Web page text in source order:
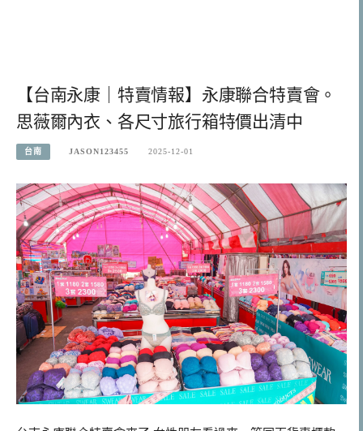
【台南永康｜特賣情報】永康聯合特賣會。
思薇爾內衣、各尺寸旅行箱特價出清中
台南 JASON123455 2025-12-01